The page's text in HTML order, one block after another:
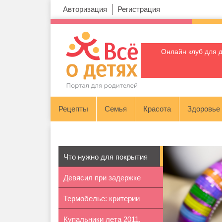
Авторизация Регистрация
Онлайн клуб для
Рецепты Семья Красота Здоровье
Что нужно для покрытия
ногтей г...
Девясил при задержке
месячных
Термобелье: критерии
выбора и р...
Купальники лета 2011.